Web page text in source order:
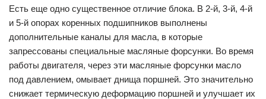
Есть еще одно существенное отличие блока. В 2-й, 3-й, 4-й
и 5-й опорах коренных подшипников выполнены
дополнительные каналы для масла, в которые
запрессованы специальные масляные форсунки. Во время
работы двигателя, через эти масляные форсунки масло
под давлением, омывает днища поршней. Это значительно
снижает термическую деформацию поршней и улучшает их